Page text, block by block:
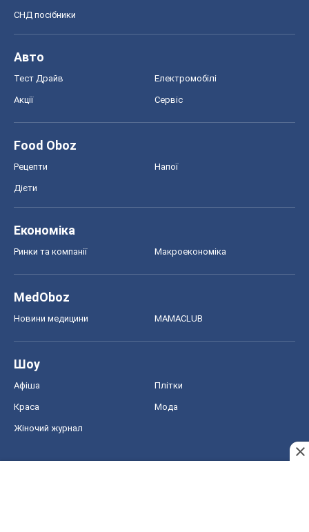
СНД посібники
Авто
Тест Драйв Електромобілі
Акції Сервіс
Food Oboz
Рецепти Напої
Дієти
Економіка
Ринки та компанії Макроекономіка
MedOboz
Новини медицини MAMACLUB
Шоу
Афіша Плітки
Краса Мода
Жіночий журнал